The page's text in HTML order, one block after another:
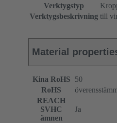
Verktygstyp
Verktygsbeskrivning till
Material
Kina RoHS
50
RoHS
REACH
SVHC
ämnen
Ja